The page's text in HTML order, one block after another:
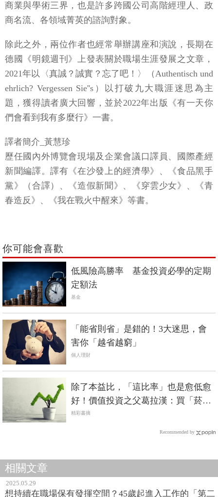
商業與學術三界，也是許多跨國公司高階經理人、政
商名流、各領域菁英的諮詢對象。
除此之外，兩位作者也經常舉辦講座和演說，長期在
德國《明鏡週刊》上發表關於職場生涯發展之文章，
2021年以〈真誠？誠實？忘了吧！〉（Authentisch und
ehrlich? Vergessen Sie''s）以打破九大職涯迷思為主
題，獲得讀者廣大回響，並於2022年出版《有一天你
們會看到我有多麼行》一書。
譯者簡介_黃慧珍
歷任國內外博覽會現場及企業會議口譯員、國際產經
新聞編譯。譯有《在沙發上的經濟學》、《食品黑手
黨》（合譯）、《造假新聞》、《穿雲少女》、《青
春造反》、《我在戰火中醒來》等書。
你可能會喜歡
低風險高勝率 基金投資必學的定期
定額法
基金
「能省則省」是錯的！3大迷思，會
害你「越省越窮」
個人理財
除了本益比，「這比率」也是愈低愈
好！價值投資之父葛拉漢：買「菸屁
股」就對了
精彩書摘
Recommended by
相關文章
2025.05.29
想持續在職場保有發揮空間？45歲起進入工作的「第二